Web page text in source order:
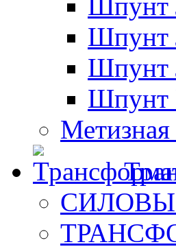
Шпунт
Шпунт
Шпунт
Шпунт